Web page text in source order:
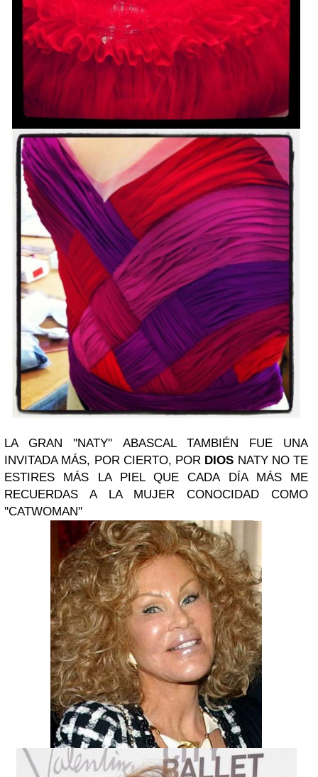
LA GRAN ''NATY'' ABASCAL TAMBIÉN FUE UNA
INVITADA MÁS, POR CIERTO, POR DIOS NATY NO TE
ESTIRES MÁS LA PIEL QUE CADA DÍA MÁS ME
RECUERDAS A LA MUJER CONOCIDAD COMO
''CATWOMAN''